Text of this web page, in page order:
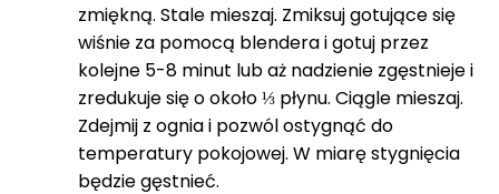
zmiękną. Stale mieszaj. Zmiksuj gotujące się
wiśnie za pomocą blendera i gotuj przez
kolejne 5-8 minut lub aż nadzienie zgęstnieje i
zredukuje się o około ⅓ płynu. Ciągle mieszaj.
Zdejmij z ognia i pozwól ostygnąć do
temperatury pokojowej. W miarę stygnięcia
będzie gęstnieć.